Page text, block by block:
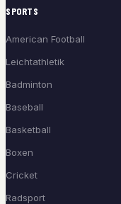
SPORTS
American Football
Leichtathletik
Badminton
Baseball
Basketball
Boxen
Cricket
Radsport